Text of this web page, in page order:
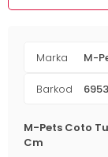
Marka M-
Barkod
M-Pets Coto
Cm